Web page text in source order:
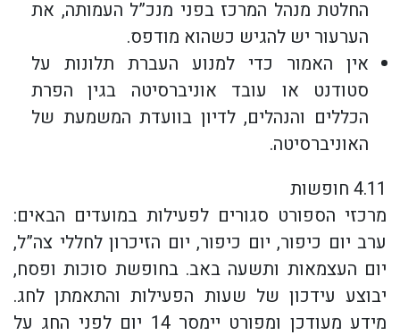
החלטת מנהל המרכז בפני מנכ”ל העמותה, את
הערעור יש להגיש כשהוא מודפס.
אין האמור כדי למנוע העברת תלונות על
סטודנט או עובד אוניברסיטה בגין הפרת
הכללים והנהלים, לדיון בוועדת המשמעת של
האוניברסיטה.
4.11 חופשות
מרכזי הספורט סגורים לפעילות במועדים הבאים:
ערב יום כיפור, יום כיפור, יום הזיכרון לחללי צה”ל,
יום העצמאות ותשעה באב. בחופשת סוכות ופסח,
יבוצע עידכון של שעות הפעילות והתאמתן לחג.
מידע מעודכן ומפורט יימסר 14 יום לפני החג על